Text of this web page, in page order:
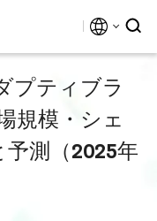
プティブラ
規模・シェ
測（2025年